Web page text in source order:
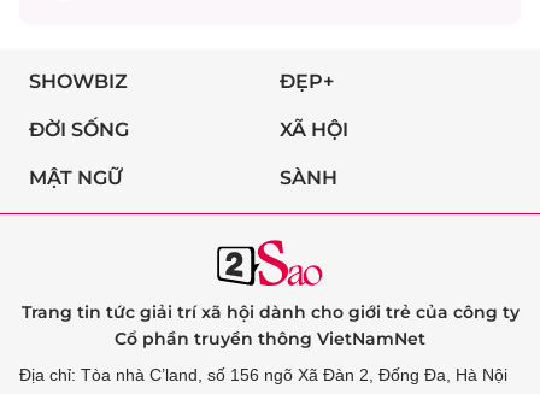
SHOWBIZ ĐẸP+
ĐỜI SỐNG XÃ HỘI
MẬT NGỮ SÀNH
Trang tin tức giải trí xã hội dành cho giới trẻ của công ty
Cổ phần truyền thông VietNamNet
Địa chỉ: Tòa nhà C’land, số 156 ngõ Xã Đàn 2, Đống Đa, Hà Nội